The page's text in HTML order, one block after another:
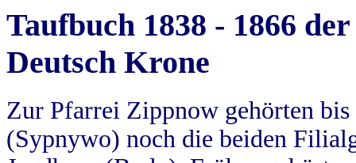
Taufbuch 1838 - 1866
Deutsch Krone
Zur Pfarrei Zippnow gehörten
(Sypnywo) noch die beiden